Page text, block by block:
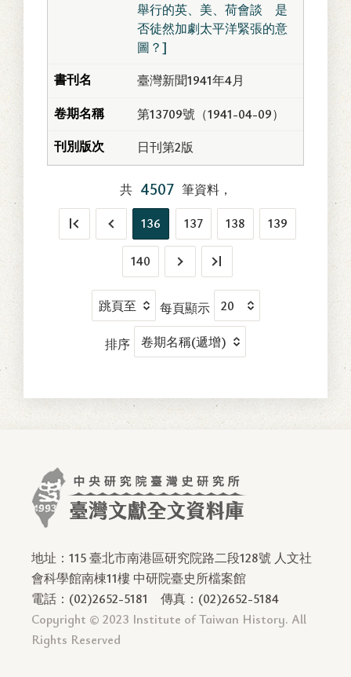
舉行的英、美、荷會談 是
否徒然加劇太平洋緊張的意
圖？]
臺灣新聞1941年4月
第13709號（1941-04-09）
日刊第2版
共 4507 筆資料，
136
137 138 139
140
每頁顯示
排序
地址：115 臺北市南港區研究院路二段128號 人文社
會科學館南棟11樓 中研院臺史所檔案館
電話：(02)2652-5181
傳真：(02)2652-5184
Copyright © 2023 Institute of Taiwan History. All
Rights Reserved